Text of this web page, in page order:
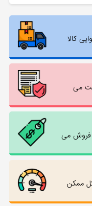
کالا
می
فروش می
ممکن